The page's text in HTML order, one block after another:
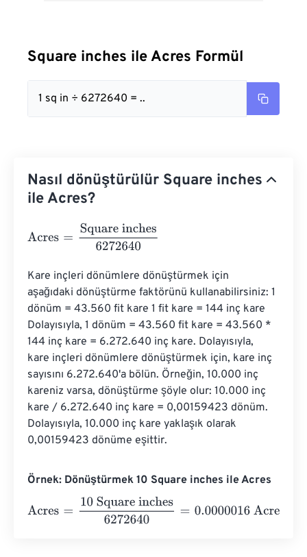
Square inches ile Acres Formül
1 sq in ÷ 6272640 = ..
Nasıl dönüştürülür Square inches
ile Acres?
Acres Square inches6272640
Kare inçleri dönümlere dönüştürmek için
aşağıdaki dönüştürme faktörünü kullanabilirsiniz: 1
dönüm = 43.560 fit kare 1 fit kare = 144 inç kare
Dolayısıyla, 1 dönüm = 43.560 fit kare = 43.560 *
144 inç kare = 6.272.640 inç kare. Dolayısıyla,
kare inçleri dönümlere dönüştürmek için, kare inç
sayısını 6.272.640'a bölün. Örneğin, 10.000 inç
kareniz varsa, dönüştürme şöyle olur: 10.000 inç
kare / 6.272.640 inç kare = 0,00159423 dönüm.
Dolayısıyla, 10.000 inç kare yaklaşık olarak
0,00159423 dönüme eşittir.
Örnek: Dönüştürmek 10 Square inches ile Acres
Acres
10 Square inches6272640 = 0.0000016 Acres